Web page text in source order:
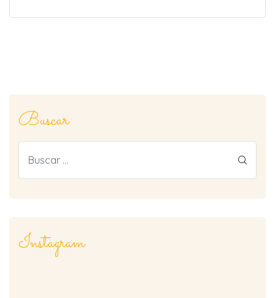
Buscar
Instagram